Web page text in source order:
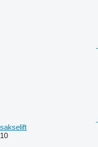
sakselift
10